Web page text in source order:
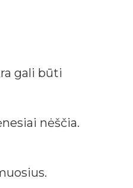
gali būti
nėščia.